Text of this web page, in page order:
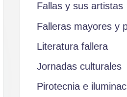
Fallas y sus artistas
Falleras mayores y
Literatura fallera
Jornadas culturales
Pirotecnia e